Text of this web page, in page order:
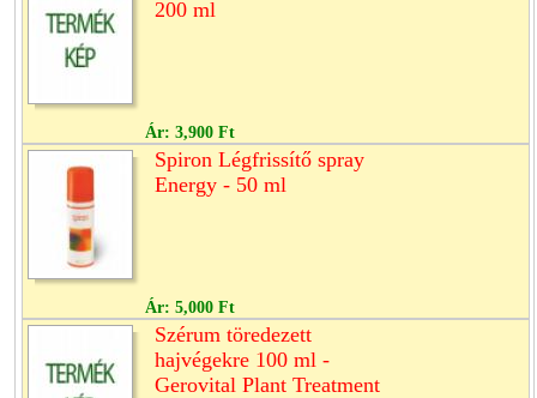
200 ml
Ár: 3,900 Ft
Spiron Légfrissítő spray
Energy - 50 ml
Ár: 5,000 Ft
Szérum töredezett
hajvégekre 100 ml -
Gerovital Plant Treatment